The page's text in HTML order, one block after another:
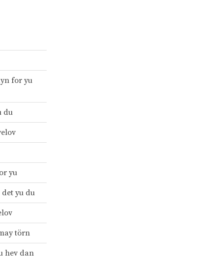
for yu
du
yu
yu du
törn
hev dan